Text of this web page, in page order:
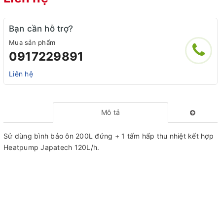
Bạn cần hỗ trợ?
Mua sản phẩm
0917229891
Liên hệ
Mô tả
Sử dùng bình bảo ôn 200L đứng + 1 tấm hấp thu nhiệt kết hợp
Heatpump Japatech 120L/h.